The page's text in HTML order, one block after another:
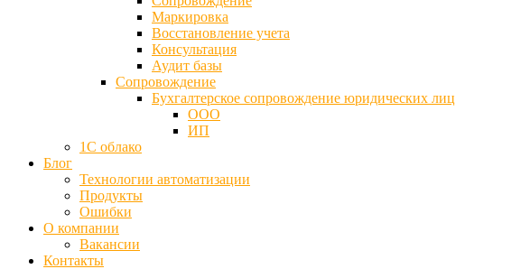
Маркировка
Восстановление учета
Консультация
Аудит базы
Cопровождение
Бухгалтерское сопровождение юридических лиц
ООО
ИП
1С облако
Блог
Технологии автоматизации
Продукты
Ошибки
О компании
Вакансии
Контакты